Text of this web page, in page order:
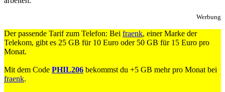
Werbung
Der passende Tarif zum Telefon: Bei fraenk, einer Marke der
Telekom, gibt es 25 GB für 10 Euro oder 50 GB für 15 Euro pro
Monat.
Mit dem Code PHIL206 bekommst du +5 GB mehr pro Monat bei
fraenk.